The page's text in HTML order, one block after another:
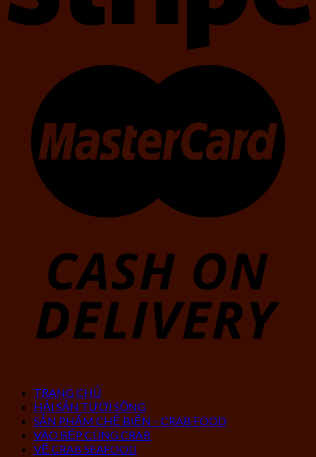
TRANG CHỦ
HẢI SẢN TƯƠI SỐNG
SẢN PHẨM CHẾ BIẾN – CRAB FOOD
VÀO BẾP CÙNG CRAB
VỀ CRAB SEAFOOD